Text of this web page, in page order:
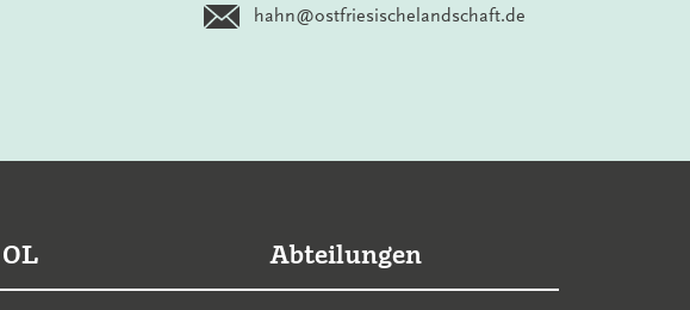
hahn@ostfriesischelandschaft.de
Abteilungen